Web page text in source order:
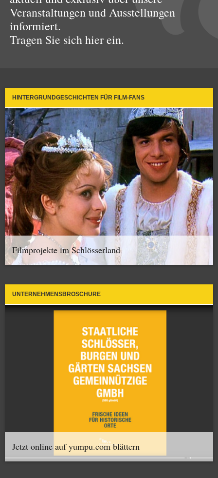
Veranstaltungen und Ausstellungen
informiert.
Tragen Sie sich hier ein.
HINTERGRUNDGESCHICHTEN FÜR FILM-FANS
Filmprojekte im Schlösserland
UNTERNEHMENSBROSCHÜRE
Jetzt online auf yumpu.com blättern